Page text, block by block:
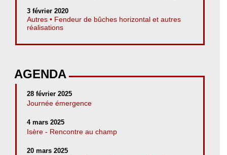
3 février 2020
Autres • Fendeur de bûches horizontal et autres
réalisations
AGENDA
28 février 2025
Journée émergence
4 mars 2025
Isère - Rencontre au champ
20 mars 2025